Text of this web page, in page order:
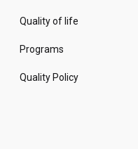
Quality of life
Programs
Quality Policy